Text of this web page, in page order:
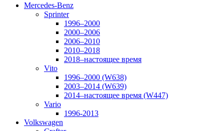
Mercedes-Benz
Sprinter
1996–2000
2000–2006
2006–2010
2010–2018
2018–настоящее время
Vito
1996–2000 (W638)
2003–2014 (W639)
2014–настоящее время (W447)
Vario
1996-2013
Volkswagen